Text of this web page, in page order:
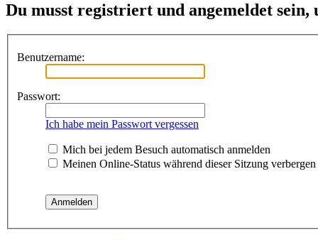
Du musst registriert und angemeldet sein,
Benutzername:
Passwort:
Ich habe mein Passwort vergessen
Mich bei jedem Besuch automatisch anmelden
Meinen Online-Status während dieser Sitzung verbergen